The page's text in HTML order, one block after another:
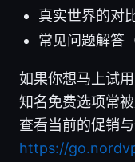
真实世界的对
常见问题解答
如果你想马上试
知名免费选项常
查看当前的促销与
https://